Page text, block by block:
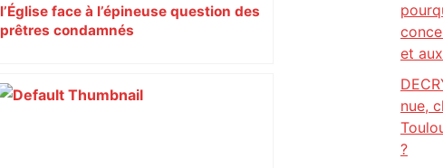
l’Église face à l’épineuse question des
prêtres condamnés
et
nue,
?